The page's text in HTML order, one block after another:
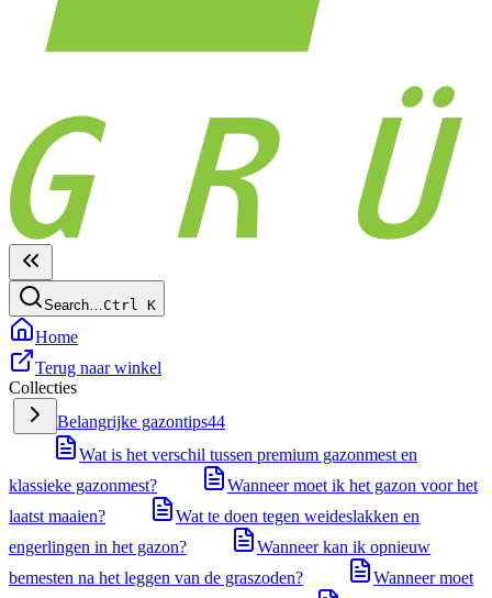
Search…Ctrl K
Home
Terug naar winkel
Collecties
Belangrijke gazontips44
Wat is het verschil tussen premium gazonmest en
klassieke gazonmest?
Wanneer moet ik het gazon voor het
laatst maaien?
Wat te doen tegen weideslakken en
engerlingen in het gazon?
Wanneer kan ik opnieuw
bemesten na het leggen van de graszoden?
Wanneer moet